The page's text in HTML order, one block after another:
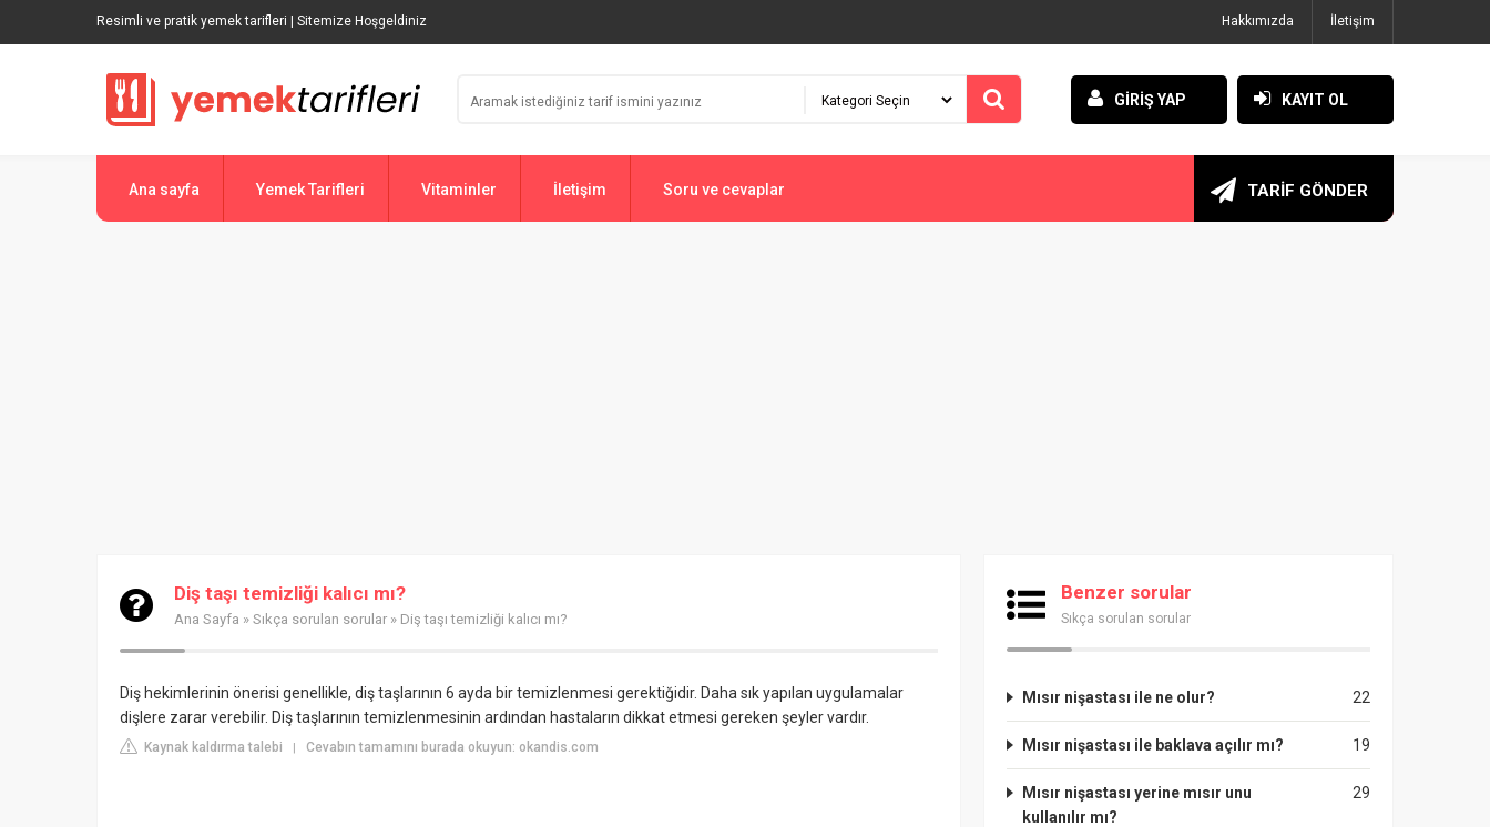
Resimli ve pratik yemek tarifleri | Sitemize Hoşgeldiniz Hakkımızda İletişim
GİRİŞ YAP KAYIT OL
Ana sayfa Yemek Tarifleri Vitaminler İletişim Soru ve cevaplar TARİF GÖNDER
Diş taşı temizliği kalıcı mı?
Ana Sayfa » Sıkça sorulan sorular » Diş taşı temizliği kalıcı mı?
Diş hekimlerinin önerisi genellikle, diş taşlarının 6 ayda bir temizlenmesi gerektiğidir. Daha sık yapılan uygulamalar
dişlere zarar verebilir. Diş taşlarının temizlenmesinin ardından hastaların dikkat etmesi gereken şeyler vardır.
Kaynak kaldırma talebi | Cevabın tamamını burada okuyun: okandis.com
Benzer sorular
Sıkça sorulan sorular
22
Mısır nişastası ile ne olur?
19
Mısır nişastası ile baklava açılır mı?
29
Mısır nişastası yerine mısır unu
kullanılır mı?